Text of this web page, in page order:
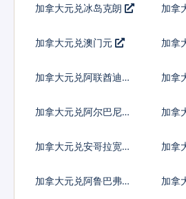
加拿大元兑冰岛克朗 加拿
加拿大元兑澳门元 加拿
加拿大元兑阿联酋迪拉
加拿
加拿大元兑阿尔巴尼亚
加拿
加拿大元兑安哥拉宽扎 加拿
加拿大元兑阿鲁巴弗罗
加拿